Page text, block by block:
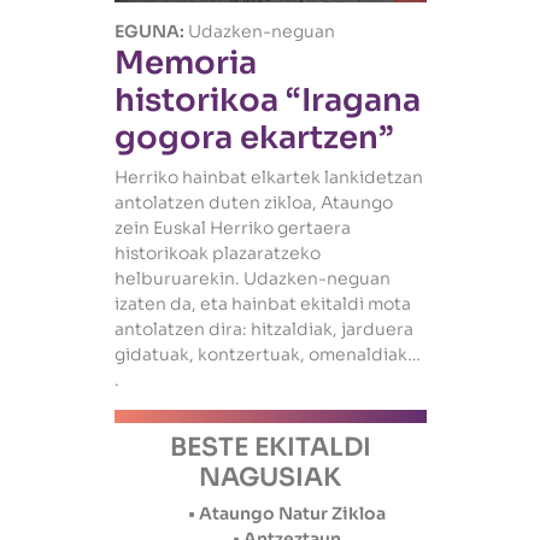
EGUNA: Udazken-neguan
Memoria
historikoa “Iragana
gogora ekartzen”
Herriko hainbat elkartek lankidetzan
antolatzen duten zikloa, Ataungo
zein Euskal Herriko gertaera
historikoak plazaratzeko
helburuarekin. Udazken-neguan
izaten da, eta hainbat ekitaldi mota
antolatzen dira: hitzaldiak, jarduera
gidatuak, kontzertuak, omenaldiak…
.
BESTE EKITALDI
NAGUSIAK
• Ataungo Natur Zikloa